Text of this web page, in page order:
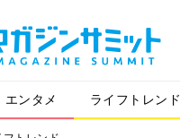
エンタメ ライフトレンド